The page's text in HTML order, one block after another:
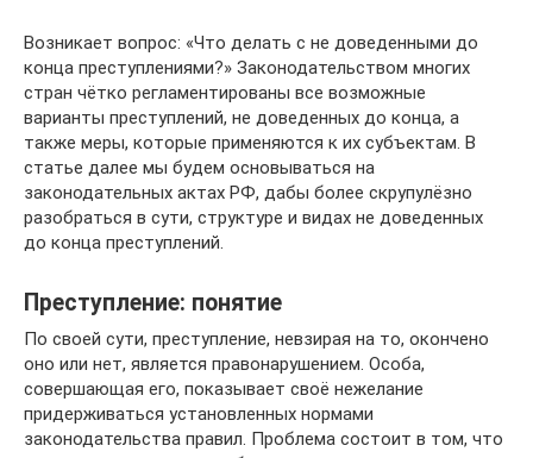
Возникает вопрос: «Что делать с не доведенными до
конца преступлениями?» Законодательством многих
стран чётко регламентированы все возможные
варианты преступлений, не доведенных до конца, а
также меры, которые применяются к их субъектам. В
статье далее мы будем основываться на
законодательных актах РФ, дабы более скрупулёзно
разобраться в сути, структуре и видах не доведенных
до конца преступлений.
Преступление: понятие
По своей сути, преступление, невзирая на то, окончено
оно или нет, является правонарушением. Особа,
совершающая его, показывает своё нежелание
придерживаться установленных нормами
законодательства правил. Проблема состоит в том, что